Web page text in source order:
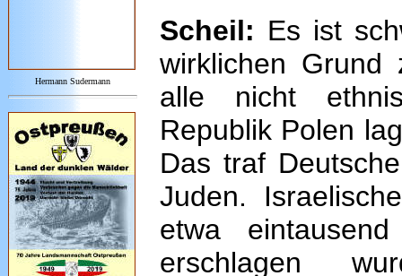
Hermann Sudermann
Scheil: Es ist
wirklichen Grund
alle nicht
Republik Polen
Das traf
Juden.
etwa
erschlagen